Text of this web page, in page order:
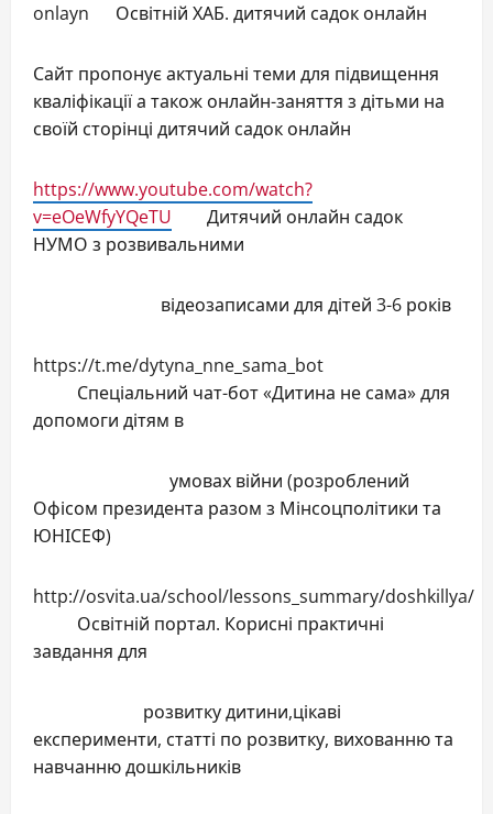
onlayn Освітній ХАБ. дитячий садок онлайн
Сайт пропонує актуальні теми для підвищення
кваліфікації а також онлайн-заняття з дітьми на
своїй сторінці дитячий садок онлайн
https://www.youtube.com/watch?
v=eOeWfyYQeTU Дитячий онлайн садок
НУМО з розвивальними
відеозаписами для дітей 3-6 років
https://t.me/dytyna_nne_sama_bot
Спеціальний чат-бот «Дитина не сама» для
допомоги дітям в
умовах війни (розроблений
Офісом президента разом з Мінсоцполітики та
ЮНІСЕФ)
http://osvita.ua/school/lessons_summary/doshkillya/
Освітній портал. Корисні практичні
завдання для
розвитку дитини,цікаві
експерименти, статті по розвитку, вихованню та
навчанню дошкільників